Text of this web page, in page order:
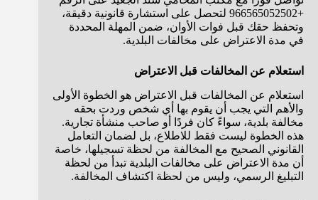
+966565052502 لتحصل على استشارة قانونية دقيقة،
وتحفظ حقك قبل فوات الأوان، ضمن المهلة المحددة
في مدة الاعتراض على مخالفات البلدية.
استعلام عن المخالفات قبل الاعتراض
استعلام عن المخالفات قبل الاعتراض هو الخطوة الأولى
والأهم التي يجب أن يقوم بها أي شخص وردت بحقه
مخالفة بلدية، سواءً كان فردًا أو صاحب منشأة تجارية.
هذه الخطوة ليست فقط للاطلاع، بل لضمان التعامل
القانوني الصحيح مع المخالفة من لحظة تسجيلها، خاصة
أن مدة الاعتراض على مخالفات البلدية تبدأ من لحظة
التبليغ الرسمي، وليس من لحظة اكتشاف المخالفة.